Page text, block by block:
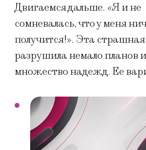
Двигаемся дальше. «Я и не
сомневалась, что у меня
получится!». Эта
разрушила немало планов
множество надежд. Ее